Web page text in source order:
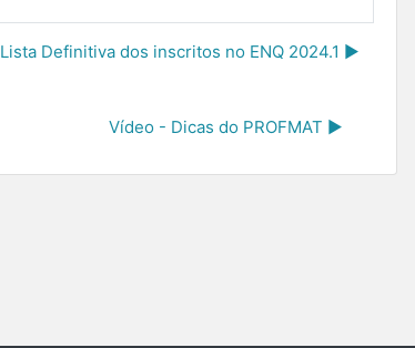
Lista Definitiva dos inscritos no ENQ 2024.1 ▶︎
Vídeo - Dicas do PROFMAT ▶︎